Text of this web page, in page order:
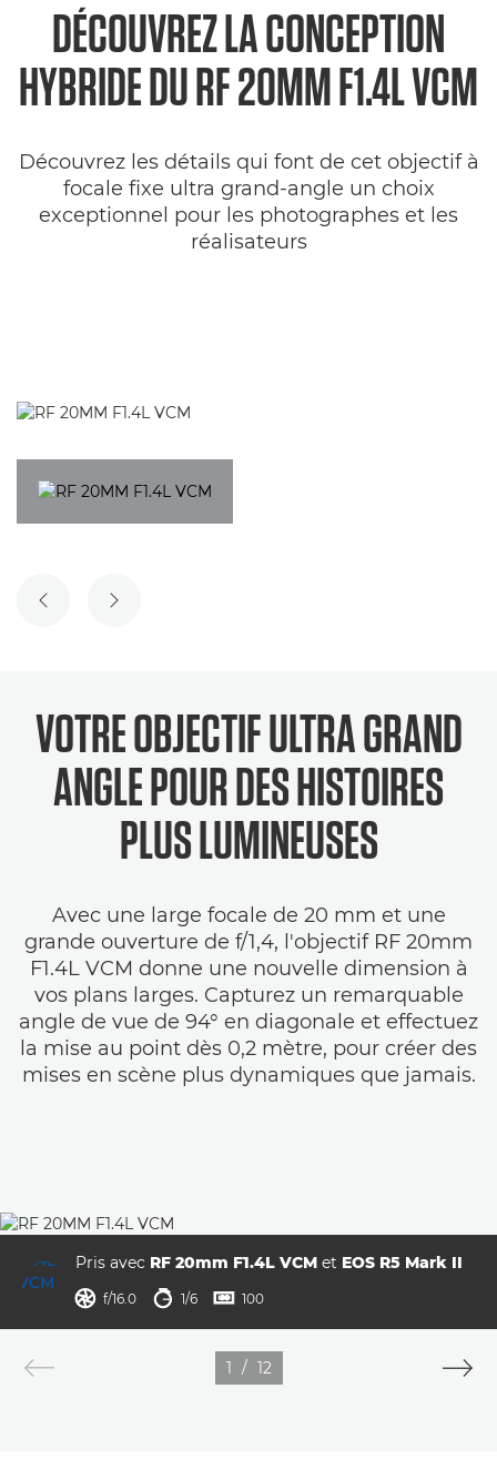
Caractéristiques
Galerie
Commentaires
Assistance
DÉCOUVREZ LA CONCEPTION
HYBRIDE DU RF 20MM F1.4L VCM
Découvrez les détails qui font de cet objectif à
focale fixe ultra grand-angle un choix
exceptionnel pour les photographes et les
réalisateurs
DIAPOSITIVE PRÉCÉDENTE
DIAPOSITIVE SUIVANTE
VOTRE OBJECTIF ULTRA GRAND
ANGLE POUR DES HISTOIRES
PLUS LUMINEUSES
Avec une large focale de 20 mm et une
grande ouverture de f/1,4, l'objectif RF 20mm
F1.4L VCM donne une nouvelle dimension à
vos plans larges. Capturez un remarquable
angle de vue de 94° en diagonale et effectuez
la mise au point dès 0,2 mètre, pour créer des
mises en scène plus dynamiques que jamais.
Pris avec RF 20mm F1.4L VCM et EOS R5 Mark II
ouverture
 f/16.0 vitesse d'obturation
 1/6 ISO
 100
1 / 12